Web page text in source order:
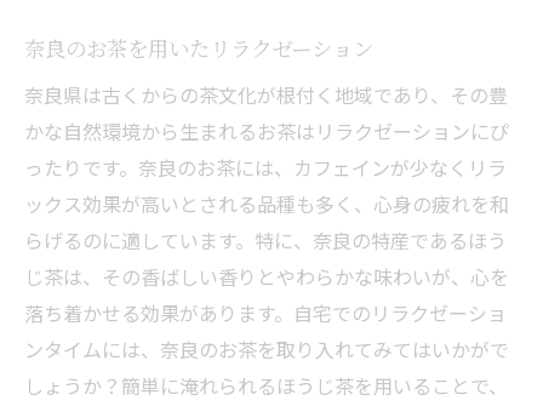
奈良のお茶を用いたリラクゼーション
奈良県は古くからの茶文化が根付く地域であり、その豊
かな自然環境から生まれるお茶はリラクゼーションにぴ
ったりです。奈良のお茶には、カフェインが少なくリラ
ックス効果が高いとされる品種も多く、心身の疲れを和
らげるのに適しています。特に、奈良の特産であるほう
じ茶は、その香ばしい香りとやわらかな味わいが、心を
落ち着かせる効果があります。自宅でのリラクゼーショ
ンタイムには、奈良のお茶を取り入れてみてはいかがで
しょうか？簡単に淹れられるほうじ茶を用いることで、